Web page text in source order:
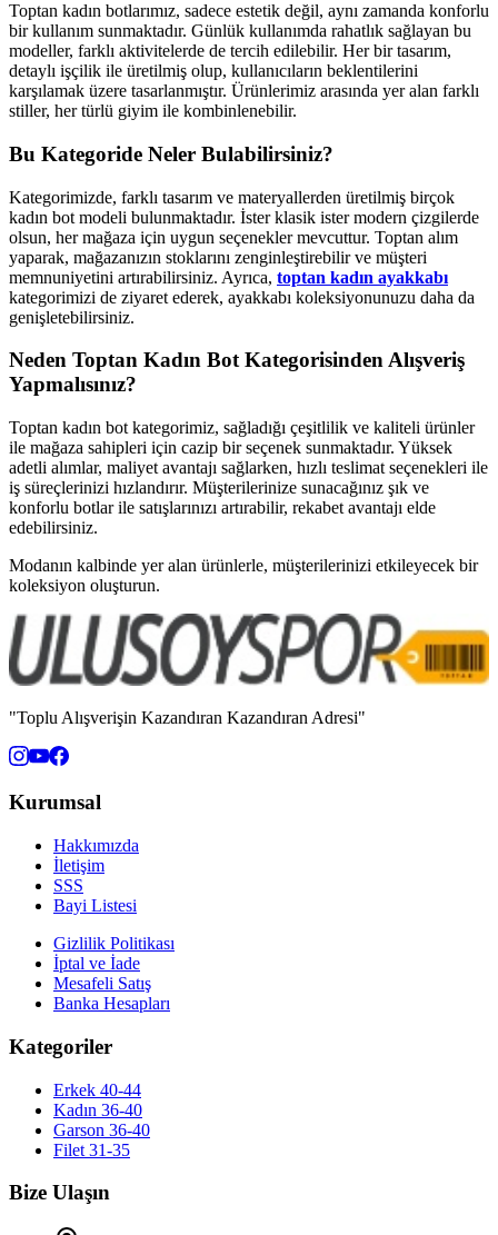
Toptan kadın botlarımız, sadece estetik değil, aynı zamanda konforlu
bir kullanım sunmaktadır. Günlük kullanımda rahatlık sağlayan bu
modeller, farklı aktivitelerde de tercih edilebilir. Her bir tasarım,
detaylı işçilik ile üretilmiş olup, kullanıcıların beklentilerini
karşılamak üzere tasarlanmıştır. Ürünlerimiz arasında yer alan farklı
stiller, her türlü giyim ile kombinlenebilir.
Bu Kategoride Neler Bulabilirsiniz?
Kategorimizde, farklı tasarım ve materyallerden üretilmiş birçok
kadın bot modeli bulunmaktadır. İster klasik ister modern çizgilerde
olsun, her mağaza için uygun seçenekler mevcuttur. Toptan alım
yaparak, mağazanızın stoklarını zenginleştirebilir ve müşteri
memnuniyetini artırabilirsiniz. Ayrıca, toptan kadın ayakkabı
kategorimizi de ziyaret ederek, ayakkabı koleksiyonunuzu daha da
genişletebilirsiniz.
Neden Toptan Kadın Bot Kategorisinden Alışveriş
Yapmalısınız?
Toptan kadın bot kategorimiz, sağladığı çeşitlilik ve kaliteli ürünler
ile mağaza sahipleri için cazip bir seçenek sunmaktadır. Yüksek
adetli alımlar, maliyet avantajı sağlarken, hızlı teslimat seçenekleri ile
iş süreçlerinizi hızlandırır. Müşterilerinize sunacağınız şık ve
konforlu botlar ile satışlarınızı artırabilir, rekabet avantajı elde
edebilirsiniz.
Modanın kalbinde yer alan ürünlerle, müşterilerinizi etkileyecek bir
koleksiyon oluşturun.
"Toplu Alışverişin Kazandıran Kazandıran Adresi"
Kurumsal
Hakkımızda
İletişim
SSS
Bayi Listesi
Gizlilik Politikası
İptal ve İade
Mesafeli Satış
Banka Hesapları
Kategoriler
Erkek 40-44
Kadın 36-40
Garson 36-40
Filet 31-35
Bize Ulaşın